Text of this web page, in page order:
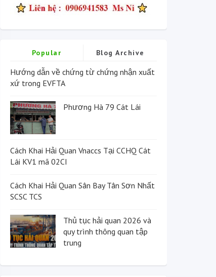
Popular Blog Archive
Hướng dẫn về chứng từ chứng nhận xuất
xứ trong EVFTA
Phương Hà 79 Cát Lái
Cách Khai Hải Quan Vnaccs Tại CCHQ Cát
Lái KV1 mã 02CI
Cách Khai Hải Quan Sân Bay Tân Sơn Nhất
SCSC TCS
Thủ tục hải quan 2026 và
quy trình thông quan tập
trung